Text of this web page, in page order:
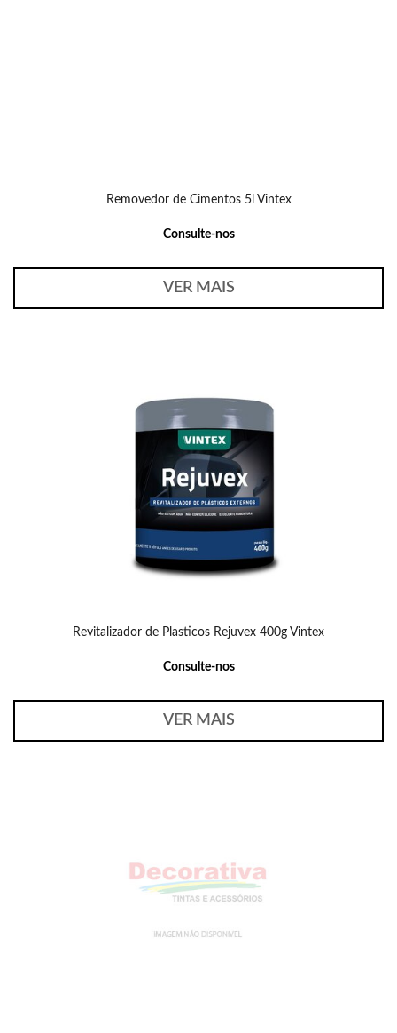
Removedor de Cimentos 5l Vintex
Consulte-nos
VER MAIS
Revitalizador de Plasticos Rejuvex 400g Vintex
Consulte-nos
VER MAIS